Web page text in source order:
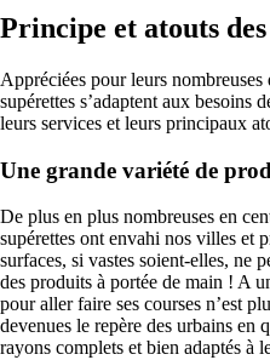
Principe et atouts
Appréciées pour leurs
supérettes s’adaptent aux besoins
leurs services et leurs principaux
Une grande variété de
De plus en plus nombreuses en
supérettes ont envahi nos villes et
surfaces, si vastes soient-elles, ne
des produits à portée de main ! A
pour aller faire ses courses n’est
devenues le repère des urbains en
rayons complets et bien adaptés à